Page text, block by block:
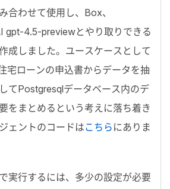
合わせて使用し、 Box、
gpt-4.5-previewとやり取りできる
成しました。ユースケースとして
宅ローンの申込書からデータを抽
てPostgresqlデータベース内のデ
をまとめるという考えに落ち着き
ェントのコードはこちら にありま
実行するには、多少の設定が必要